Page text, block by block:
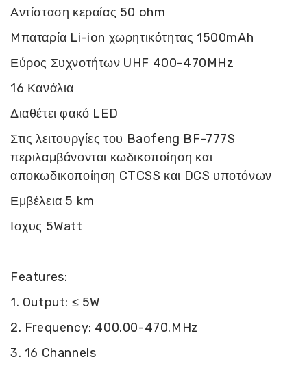
Αντίσταση κεραίας 50 ohm
Mπαταρία Li-ion χωρητικότητας 1500mAh
Εύρος Συχνοτήτων UHF 400-470MHz
16 Κανάλια
Διαθέτει φακό LED
Στις λειτουργίες του Baofeng BF-777S
περιλαμβάνονται κωδικοποίηση και
αποκωδικοποίηση CTCSS και DCS υποτόνων
Εμβέλεια 5 km
Ισχυς 5Watt
Features:
1. Output: ≤ 5W
2. Frequency: 400.00-470.MHz
3. 16 Channels